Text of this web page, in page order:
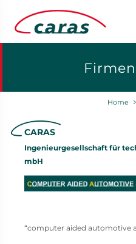
Home
CARAS
Ingenieurgesellschaft für
mbH
“computer aided automotive